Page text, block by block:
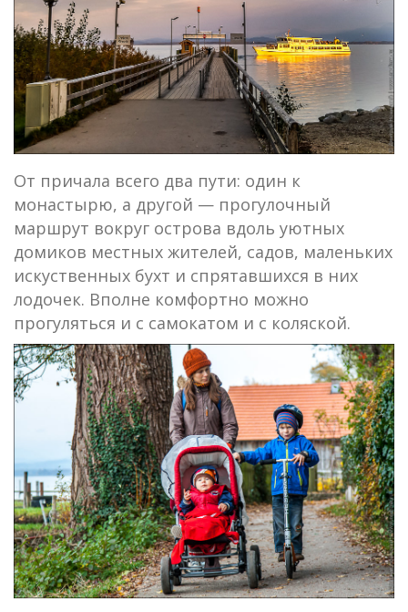
От причала всего два пути: один к
монастырю, а другой — прогулочный
маршрут вокруг острова вдоль уютных
домиков местных жителей, садов, маленьких
искуственных бухт и спрятавшихся в них
лодочек. Вполне комфортно можно
прогуляться и с самокатом и с коляской.